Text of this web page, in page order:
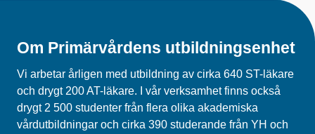
Om Primärvårdens utbildningsenhet
Vi arbetar årligen med utbildning av cirka 640 ST-läkare
och drygt 200 AT-läkare. I vår verksamhet finns också
drygt 2 500 studenter från flera olika akademiska
vårdutbildningar och cirka 390 studerande från YH och